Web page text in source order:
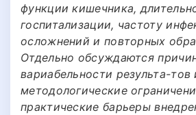
функции кишечника,
госпитализации, частоту
осложнений и повторных
Отдельно обсуждаются
вариабельности результа-тов
методологические
практические барьеры